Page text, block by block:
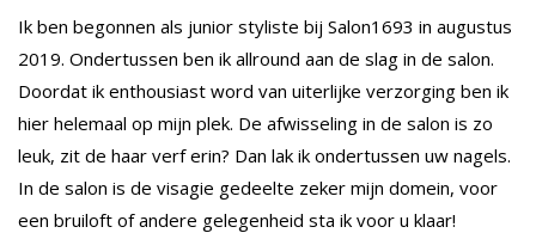
Ik ben begonnen als junior styliste bij Salon1693 in augustus
2019. Ondertussen ben ik allround aan de slag in de salon.
Doordat ik enthousiast word van uiterlijke verzorging ben ik
hier helemaal op mijn plek. De afwisseling in de salon is zo
leuk, zit de haar verf erin? Dan lak ik ondertussen uw nagels.
In de salon is de visagie gedeelte zeker mijn domein, voor
een bruiloft of andere gelegenheid sta ik voor u klaar!